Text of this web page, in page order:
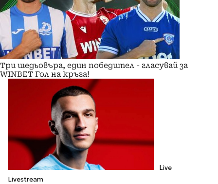
Три шедьовъра, един победител - гласувай за
WINBET Гол на кръга!
Live
Livestream